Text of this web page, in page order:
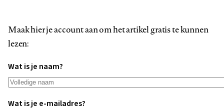
Maak hier je account aan om het artikel gratis te kunnen
lezen:
Wat is je naam?
Wat is je e-mailadres?